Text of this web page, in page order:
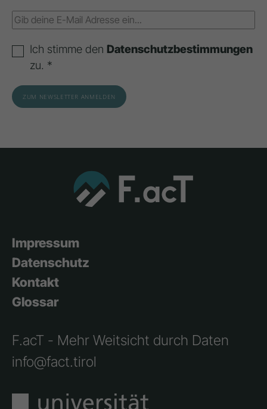
Ich stimme den Datenschutzbestimmungen
zu. *
Impressum
Datenschutz
Kontakt
Glossar
F.acT - Mehr Weitsicht durch Daten
info@fact.tirol